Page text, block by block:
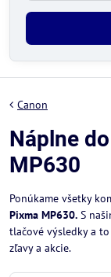
Canon
Náplne
MP630
Ponúkame všetky
Pixma MP630. S
tlačové výsledky a to
zľavy a akcie.